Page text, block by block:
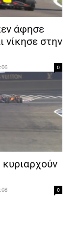
άφησε
νίκησε στην
0
κυριαρχούν
0